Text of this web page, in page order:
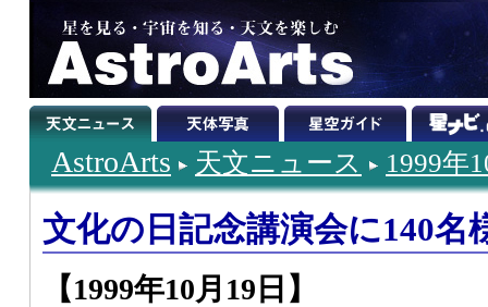
AstroArts 天文ニュース 1999年
文化の日記念講演会に140名
【1999年10月19日】